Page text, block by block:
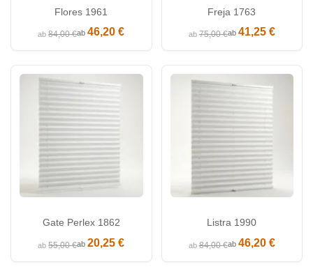
Flores 1961
ab84,00 €ab46,20 €
Freja 1763
ab75,00 €ab 41,25 €
Gate Perlex 1862
ab55,00 €ab20,25 €
Listra 1990
ab84,00 €ab 46,20 €